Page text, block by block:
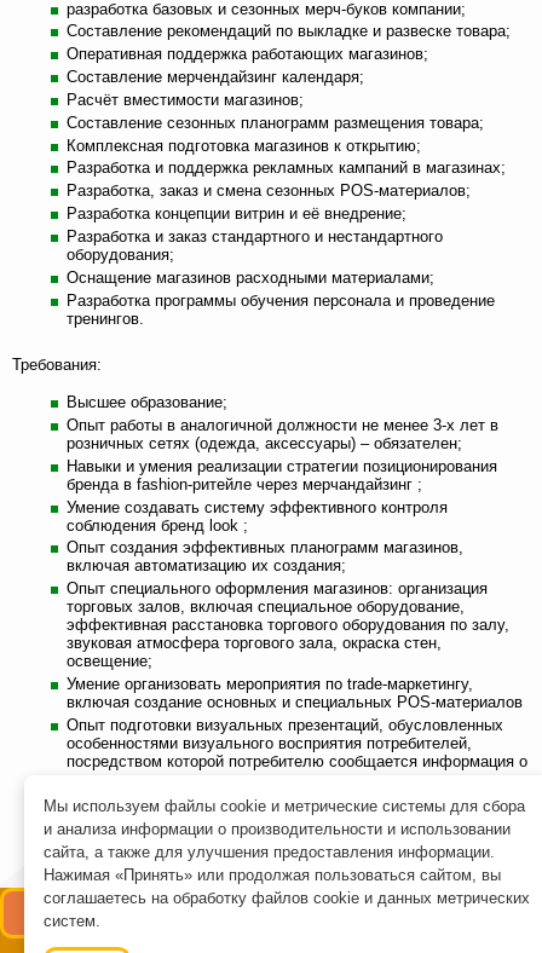
разработка базовых и сезонных мерч-буков компании;
Составление рекомендаций по выкладке и развеске товара;
Оперативная поддержка работающих магазинов;
Составление мерчендайзинг календаря;
Расчёт вместимости магазинов;
Составление сезонных планограмм размещения товара;
Комплексная подготовка магазинов к открытию;
Разработка и поддержка рекламных кампаний в магазинах;
Разработка, заказ и смена сезонных POS-материалов;
Разработка концепции витрин и её внедрение;
Разработка и заказ стандартного и нестандартного
оборудования;
Оснащение магазинов расходными материалами;
Разработка программы обучения персонала и проведение
тренингов.
Требования:
Высшее образование;
Опыт работы в аналогичной должности не менее 3-х лет в
розничных сетях (одежда, аксессуары) – обязателен;
Навыки и умения реализации стратегии позиционирования
бренда в fashion-ритейле через мерчандайзинг ;
Умение создавать систему эффективного контроля
соблюдения бренд look ;
Опыт создания эффективных планограмм магазинов,
включая автоматизацию их создания;
Опыт специального оформления магазинов: организация
торговых залов, включая специальное оборудование,
эффективная расстановка торгового оборудования по залу,
звуковая атмосфера торгового зала, окраска стен,
освещение;
Умение организовать мероприятия по trade-маркетингу,
включая создание основных и специальных POS-материалов
Опыт подготовки визуальных презентаций, обусловленных
особенностями визуального восприятия потребителей,
посредством которой потребителю сообщается информация о
Опыт проведения бенчмарк мерчендайзинга и внедрения
лучших практик в своих магазинах;
Опытный пользователь ПК.
Copyright © Рекрутинговое агентство Top Executive Ltd. 1996-2025. Все права
защищены. Компания по подбору топ персонала
Email Whats'App Telegram
Мы используем файлы cookie и метрические системы для сбора
и анализа информации о производительности и использовании
сайта, а также для улучшения предоставления информации.
Нажимая «Принять» или продолжая пользоваться сайтом, вы
соглашаетесь на обработку файлов cookie и данных метрических
систем.